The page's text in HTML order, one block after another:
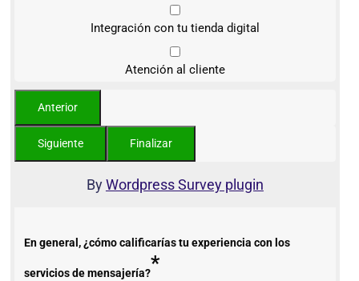
Integración con tu tienda digital
Atención al cliente
ByWordpress Survey plugin
En general, ¿cómo calificarías tu experiencia con los
servicios de mensajería?*